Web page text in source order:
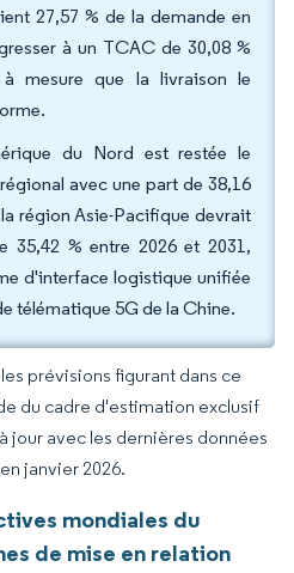
27,57 % de la demande en
à un TCAC de 30,08 %
mesure que la livraison le
du Nord est restée le
avec une part de 38,16
région Asie-Pacifique devrait
35,42 % entre 2026 et 2031,
d'interface logistique unifiée
télématique 5G de la Chine.
prévisions figurant dans ce
du cadre d'estimation exclusif
jour avec les dernières données
janvier 2026.
mondiales du
de mise en relation